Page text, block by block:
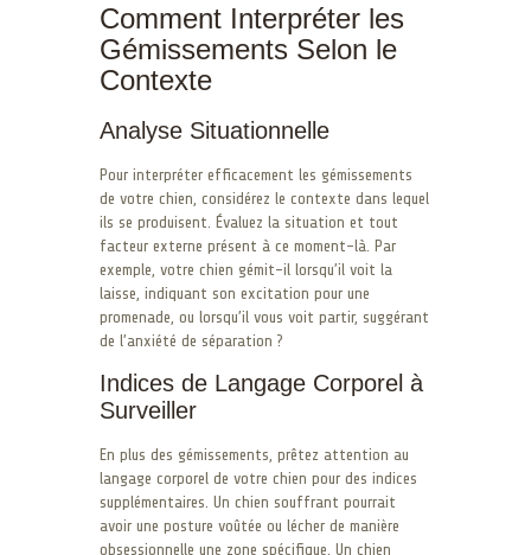
Comment Interpréter les
Gémissements Selon le
Contexte
Analyse Situationnelle
Pour interpréter efficacement les gémissements
de votre chien, considérez le contexte dans lequel
ils se produisent. Évaluez la situation et tout
facteur externe présent à ce moment-là. Par
exemple, votre chien gémit-il lorsqu’il voit la
laisse, indiquant son excitation pour une
promenade, ou lorsqu’il vous voit partir, suggérant
de l’anxiété de séparation ?
Indices de Langage Corporel à
Surveiller
En plus des gémissements, prêtez attention au
langage corporel de votre chien pour des indices
supplémentaires. Un chien souffrant pourrait
avoir une posture voûtée ou lécher de manière
obsessionnelle une zone spécifique. Un chien